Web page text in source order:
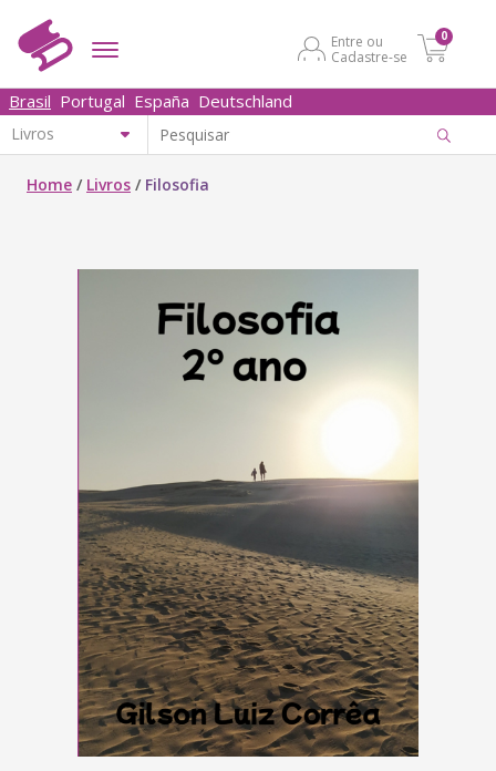
Entre ou
Cadastre-se
0
Brasil Portugal España Deutschland
Home / Livros / Filosofia